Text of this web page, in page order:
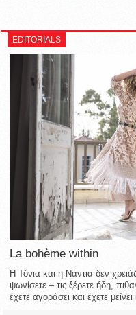
EDITORIALS
La bohème within
Η Τόνια και η Νάντια δεν
ψωνίσετε – τις ξέρετε ήδη,
έχετε αγοράσει και έχετε μείνει